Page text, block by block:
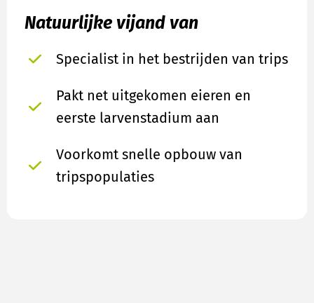
Natuurlijke vijand van
Specialist in het bestrijden van trips
Pakt net uitgekomen eieren en
eerste larvenstadium aan
Voorkomt snelle opbouw van
tripspopulaties